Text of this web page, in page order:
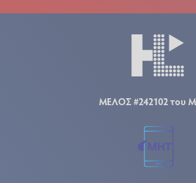
ΜΕΛΟΣ #242102 του